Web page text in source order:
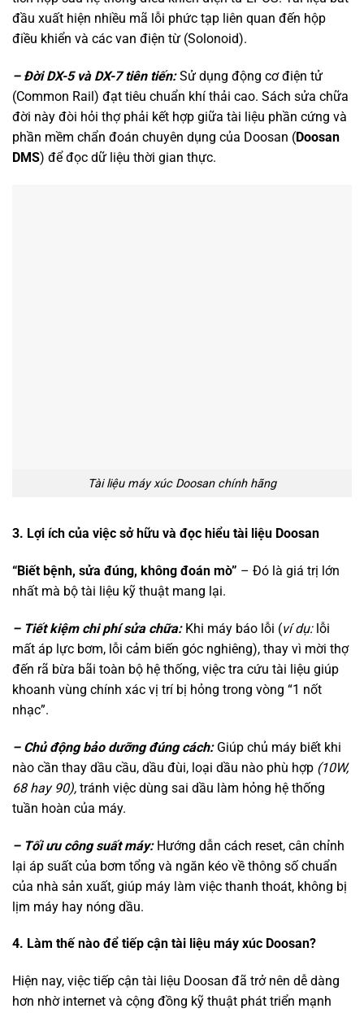
đầu xuất hiện nhiều mã lỗi phức tạp liên quan đến hộp
điều khiển và các van điện từ (Solonoid).
– Đời DX-5 và DX-7 tiên tiến:Sử dụng động cơ điện tử
(Common Rail) đạt tiêu chuẩn khí thải cao. Sách sửa chữa
đời này đòi hỏi thợ phải kết hợp giữa tài liệu phần cứng và
phần mềm chẩn đoán chuyên dụng của Doosan (Doosan
DMS) để đọc dữ liệu thời gian thực.
Tài liệu máy xúc Doosan chính hãng
3. Lợi ích của việc sở hữu và đọc hiểu tài liệu Doosan
“Biết bệnh, sửa đúng, không đoán mò” – Đó là giá trị lớn
nhất mà bộ tài liệu kỹ thuật mang lại.
– Tiết kiệm chi phí sửa chữa:Khi máy báo lỗi (ví dụ:lỗi
mất áp lực bơm, lỗi cảm biến góc nghiêng), thay vì mời thợ
đến rã bừa bãi toàn bộ hệ thống, việc tra cứu tài liệu giúp
khoanh vùng chính xác vị trí bị hỏng trong vòng “1 nốt
nhạc”.
– Chủ động bảo dưỡng đúng cách:Giúp chủ máy biết khi
nào cần thay dầu cầu, dầu đùi, loại dầu nào phù hợp (10W,
68 hay 90), tránh việc dùng sai dầu làm hỏng hệ thống
tuần hoàn của máy.
– Tối ưu công suất máy:Hướng dẫn cách reset, cân chỉnh
lại áp suất của bơm tổng và ngăn kéo về thông số chuẩn
của nhà sản xuất, giúp máy làm việc thanh thoát, không bị
lịm máy hay nóng dầu.
4. Làm thế nào để tiếp cận tài liệu máy xúc Doosan?
Hiện nay, việc tiếp cận tài liệu Doosan đã trở nên dễ dàng
hơn nhờ internet và cộng đồng kỹ thuật phát triển mạnh